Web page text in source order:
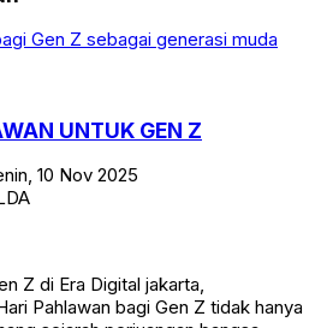
UNTUK GEN Z
10 Nov 2025
Z di Era Digital jakarta,
Pahlawan bagi Gen Z tidak hanya